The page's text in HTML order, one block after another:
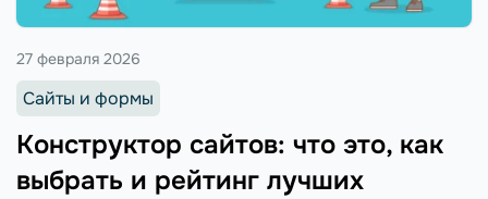
Конструктор сайтов: что это, как
выбрать и рейтинг лучших
27 февраля 2026
Сайты и формы